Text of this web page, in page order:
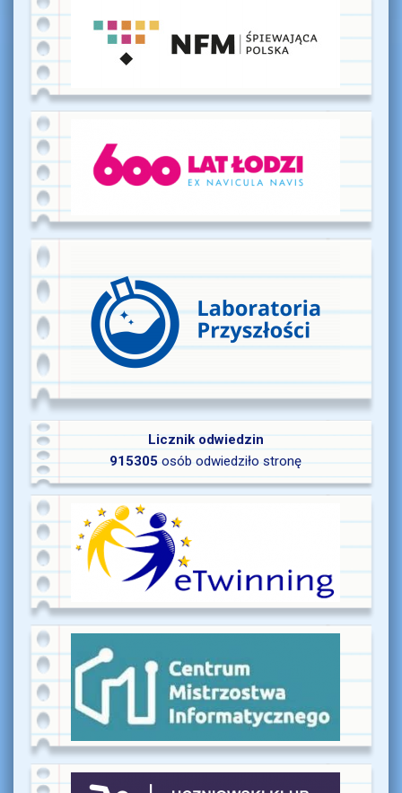
Licznik odwiedzin
915305 osób odwiedziło stronę